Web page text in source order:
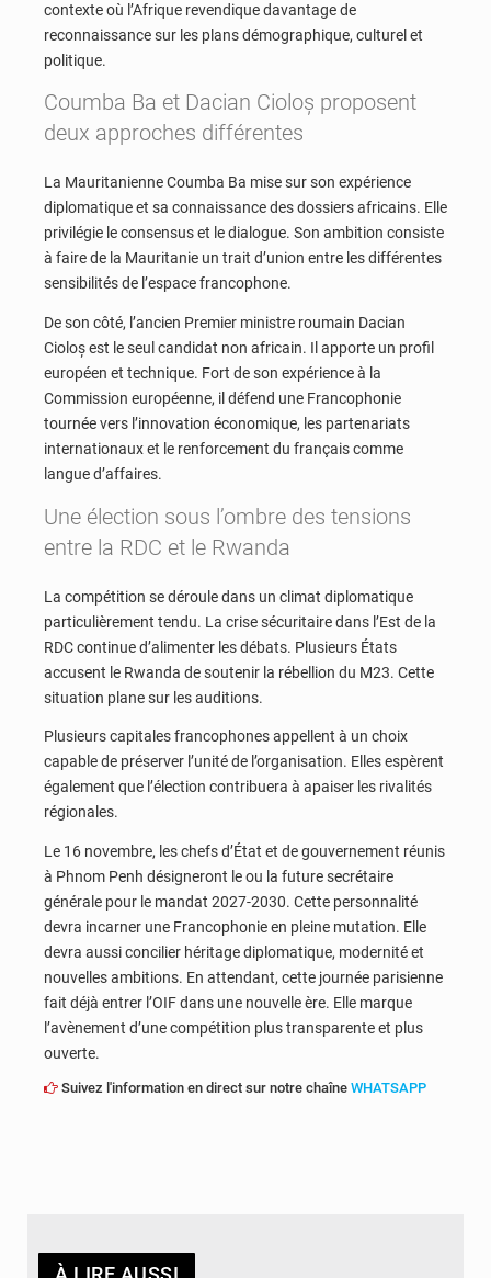
contexte où l’Afrique revendique davantage de
reconnaissance sur les plans démographique, culturel et
politique.
Coumba Ba et Dacian Cioloș proposent
deux approches différentes
La Mauritanienne Coumba Ba mise sur son expérience
diplomatique et sa connaissance des dossiers africains. Elle
privilégie le consensus et le dialogue. Son ambition consiste
à faire de la Mauritanie un trait d’union entre les différentes
sensibilités de l’espace francophone.
De son côté, l’ancien Premier ministre roumain Dacian
Cioloș est le seul candidat non africain. Il apporte un profil
européen et technique. Fort de son expérience à la
Commission européenne, il défend une Francophonie
tournée vers l’innovation économique, les partenariats
internationaux et le renforcement du français comme
langue d’affaires.
Une élection sous l’ombre des tensions
entre la RDC et le Rwanda
La compétition se déroule dans un climat diplomatique
particulièrement tendu. La crise sécuritaire dans l’Est de la
RDC continue d’alimenter les débats. Plusieurs États
accusent le Rwanda de soutenir la rébellion du M23. Cette
situation plane sur les auditions.
Plusieurs capitales francophones appellent à un choix
capable de préserver l’unité de l’organisation. Elles espèrent
également que l’élection contribuera à apaiser les rivalités
régionales.
Le 16 novembre, les chefs d’État et de gouvernement réunis
à Phnom Penh désigneront le ou la future secrétaire
générale pour le mandat 2027-2030. Cette personnalité
devra incarner une Francophonie en pleine mutation. Elle
devra aussi concilier héritage diplomatique, modernité et
nouvelles ambitions. En attendant, cette journée parisienne
fait déjà entrer l’OIF dans une nouvelle ère. Elle marque
l’avènement d’une compétition plus transparente et plus
ouverte.
Suivez l'information en direct sur notre chaîne WHATSAPP